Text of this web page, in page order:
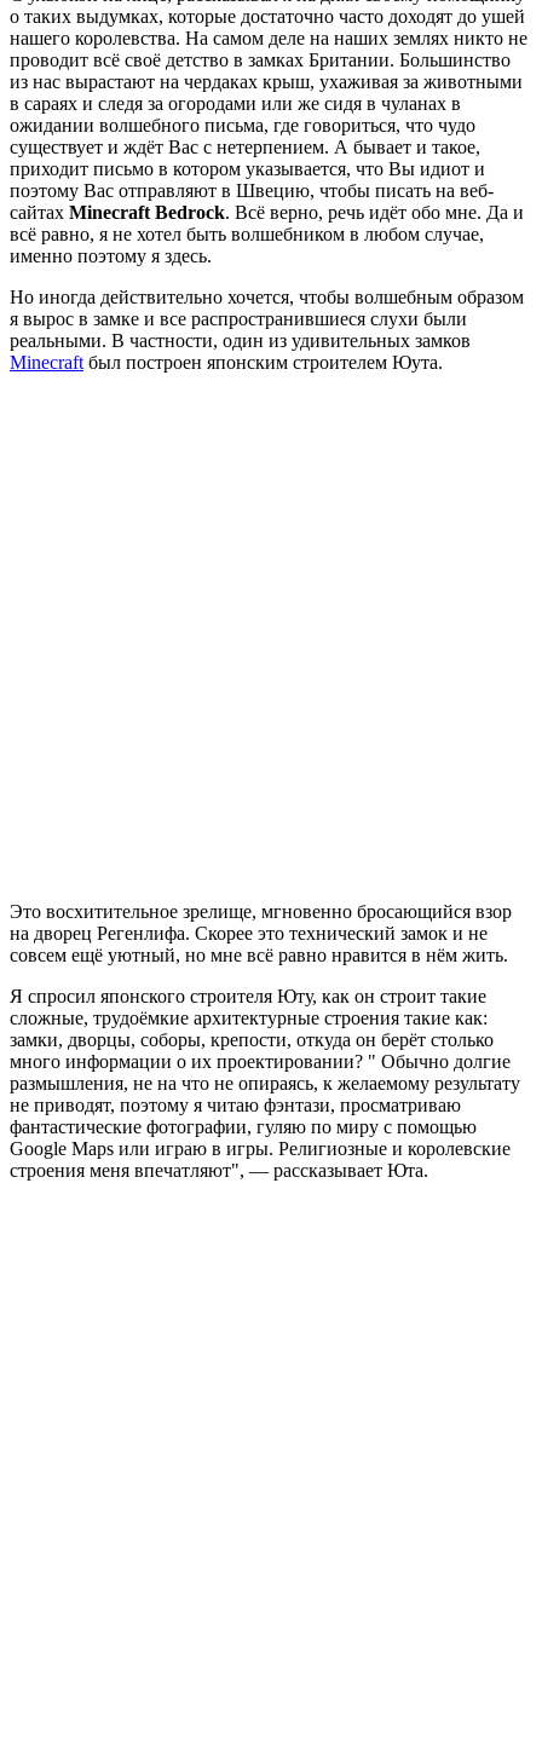
о таких выдумках, которые достаточно часто доходят до ушей
нашего королевства. На самом деле на наших землях никто не
проводит всё своё детство в замках Британии. Большинство
из нас вырастают на чердаках крыш, ухаживая за животными
в сараях и следя за огородами или же сидя в чуланах в
ожидании волшебного письма, где говориться, что чудо
существует и ждёт Вас с нетерпением. А бывает и такое,
приходит письмо в котором указывается, что Вы идиот и
поэтому Вас отправляют в Швецию, чтобы писать на веб-
сайтах Minecraft Bedrock. Всё верно, речь идёт обо мне. Да и
всё равно, я не хотел быть волшебником в любом случае,
именно поэтому я здесь.
Но иногда действительно хочется, чтобы волшебным образом
я вырос в замке и все распространившиеся слухи были
реальными. В частности, один из удивительных замков
Minecraft был построен японским строителем Юута.
Это восхитительное зрелище, мгновенно бросающийся взор
на дворец Регенлифа. Скорее это технический замок и не
совсем ещё уютный, но мне всё равно нравится в нём жить.
Я спросил японского строителя Юту, как он строит такие
сложные, трудоёмкие архитектурные строения такие как:
замки, дворцы, соборы, крепости, откуда он берёт столько
много информации о их проектировании? " Обычно долгие
размышления, не на что не опираясь, к желаемому результату
не приводят, поэтому я читаю фэнтази, просматриваю
фантастические фотографии, гуляю по миру с помощью
Google Maps или играю в игры. Религиозные и королевские
строения меня впечатляют", — рассказывает Юта.